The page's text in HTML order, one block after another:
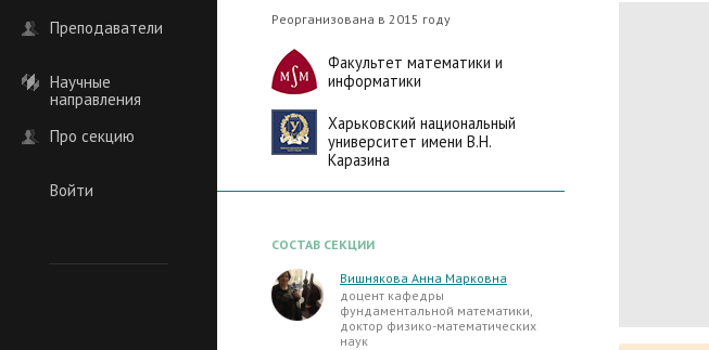
Преподаватели
Научные
направления
Про секцию
Войти
Реорганизована в 2015 году
Факультет математики и
информатики
Харьковский национальный
университет имени В.Н.
Каразина
СОСТАВ СЕКЦИИ
Вишнякова Анна Марковна
доцент кафедры
фундаментальной математики,
доктор физико-математических
наук